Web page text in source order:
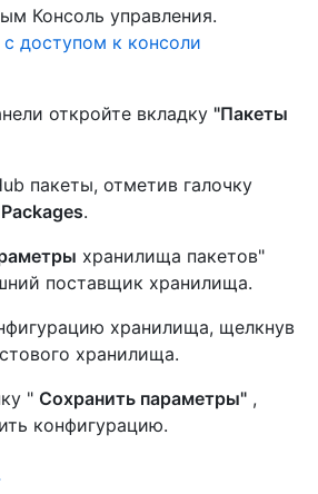
Консоль управления.
с доступом к консоли
откройте вкладку "Пакеты
пакеты, отметив галочку
.
хранилища пакетов"
поставщик хранилища.
хранилища, щелкнув
хранилища.
" Сохранить параметры" ,
конфигурацию.